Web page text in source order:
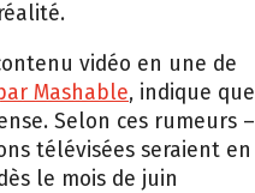
vidéo en une de
Mashable, indique que
Selon ces rumeurs –
télévisées seraient en
le mois de juin